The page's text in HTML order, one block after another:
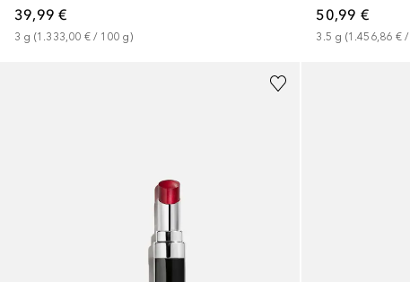
39,99 €
3 g (1.333,00 € / 100 g)
50,99 €
3.5 g (1.456,86 € /
+12 +3